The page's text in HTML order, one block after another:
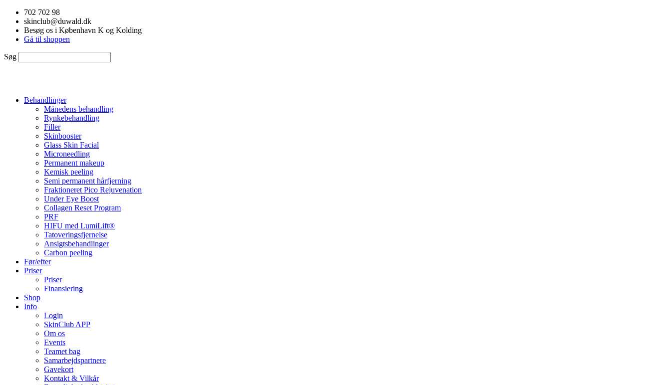
Videre
indhold
702 702 98
skinclub@duwald.dk
Besøg os i København K og Kolding
Gå til shoppen
Søg
Behandlinger
Månedens behandling
Rynkebehandling
Filler
Skinbooster
Glass Skin Facial
Microneedling
Permanent makeup
Kemisk peeling
Semi permanent hårfjerning
Fraktioneret Pico Rejuvenation
Under Eye Boost
Collagen Reset Program
PRF
HIFU med LumiLift®
Tatoveringsfjernelse
Ansigtsbehandlinger
Carbon peeling
Før/efter
Priser
Priser
Finansiering
Shop
Info
Login
SkinClub APP
Om os
Events
Teamet bag
Samarbejdspartnere
Gavekort
Kontakt & Vilkår